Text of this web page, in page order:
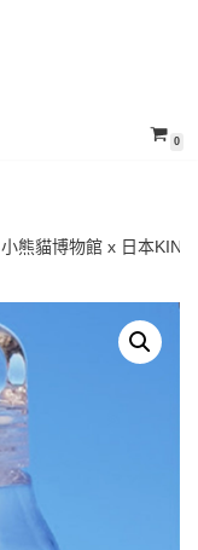
0
小熊貓博物館 x 日本